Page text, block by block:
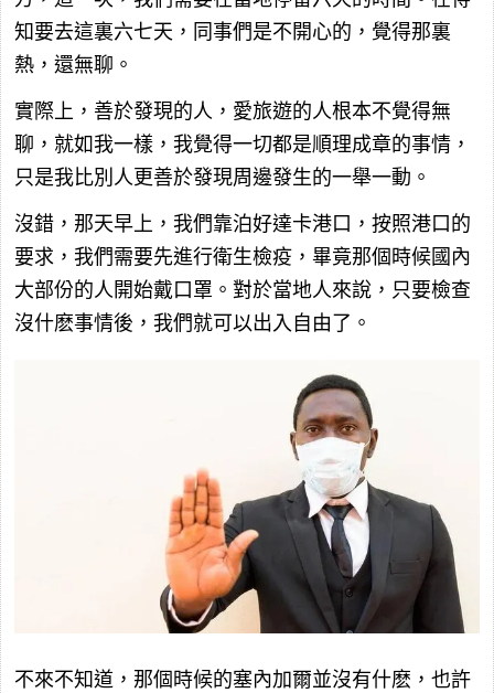
知要去這裏六七天，同事們是不開心的，覺得那裏
熱，還無聊。
實際上，善於發現的人，愛旅遊的人根本不覺得無
聊，就如我一樣，我覺得一切都是順理成章的事情，
只是我比別人更善於發現周邊發生的一舉一動。
沒錯，那天早上，我們靠泊好達卡港口，按照港口的
要求，我們需要先進行衛生檢疫，畢竟那個時候國內
大部份的人開始戴口罩。對於當地人來說，只要檢查
沒什麽事情後，我們就可以出入自由了。
不來不知道，那個時候的塞內加爾並沒有什麽，也許